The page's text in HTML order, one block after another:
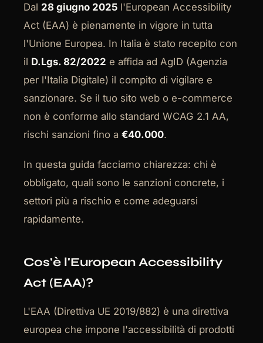
Dal 28 giugno 2025 l'European Accessibility
Act (EAA) è pienamente in vigore in tutta
l'Unione Europea. In Italia è stato recepito con
il D.Lgs. 82/2022 e affida ad AgID (Agenzia
per l'Italia Digitale) il compito di vigilare e
sanzionare. Se il tuo sito web o e-commerce
non è conforme allo standard WCAG 2.1 AA,
rischi sanzioni fino a €40.000.
In questa guida facciamo chiarezza: chi è
obbligato, quali sono le sanzioni concrete, i
settori più a rischio e come adeguarsi
rapidamente.
Cos'è l'European Accessibility
Act (EAA)?
L'EAA (Direttiva UE 2019/882) è una direttiva
europea che impone l'accessibilità di prodotti